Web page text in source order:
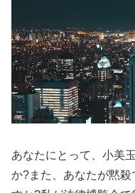
あなたにとって、小美
か?また、あなたが黙殺